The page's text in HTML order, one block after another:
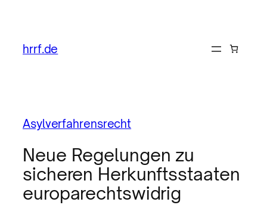
hrrf.de
Asylverfahrensrecht
Neue Regelungen zu
sicheren Herkunftsstaaten
europarechtswidrig